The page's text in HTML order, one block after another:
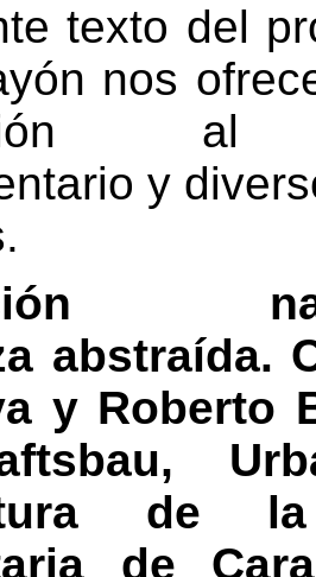
texto del
nos
al
y
.
abstraída.
y Roberto
de
de